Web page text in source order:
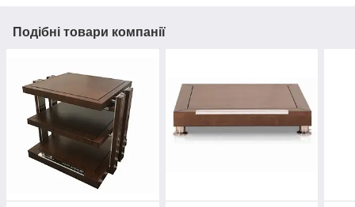
Подібні товари компанії